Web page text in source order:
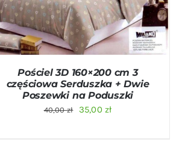
Pościel 3D 160×200 cm 3
częściowa Serduszka + Dwie
Poszewki na Poduszki
40,00zł
Pierwotna
35,00 złAktualna